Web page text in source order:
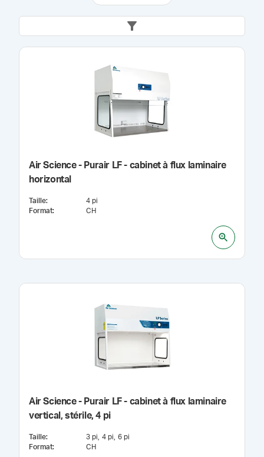
Air Science - Purair LF - cabinet à flux laminaire
horizontal
Taille:
4 pi
Format: CH
Air Science - Purair LF - cabinet à flux laminaire
vertical, stérile, 4 pi
Taille: 3 pi 4 pi
6 pi
Format: CH